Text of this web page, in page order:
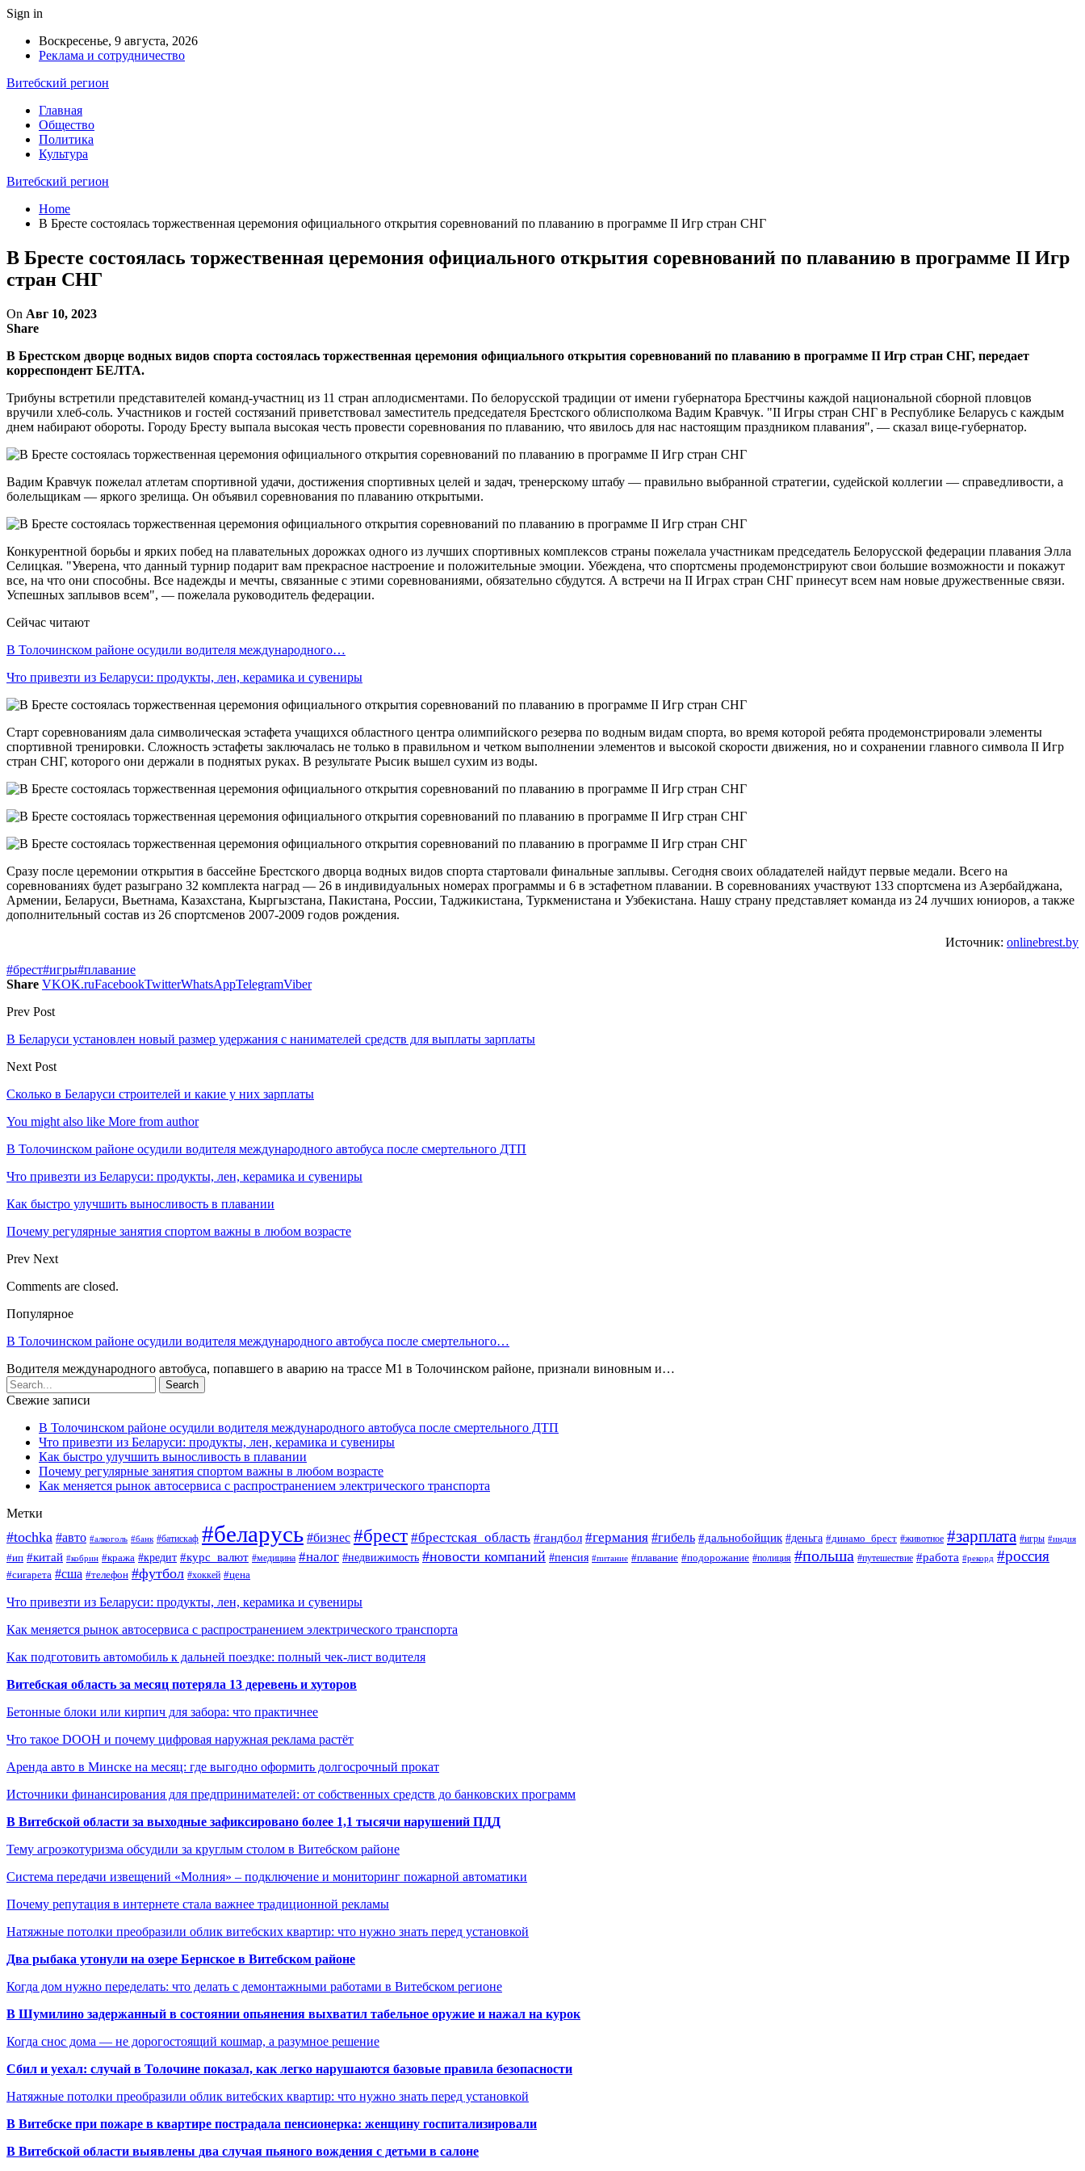
Sign in
Воскресенье, 9 августа, 2026
Реклама и сотрудничество
Витебский регион
Главная
Общество
Политика
Культура
Витебский регион
Home
В Бресте состоялась торжественная церемония официального открытия соревнований по плаванию в программе II Игр стран СНГ
В Бресте состоялась торжественная церемония официального открытия соревнований по плаванию в программе II Игр
стран СНГ
On Авг 10, 2023
Share
В Брестском дворце водных видов спорта состоялась торжественная церемония официального открытия соревнований по плаванию в программе II Игр стран СНГ, передает
корреспондент БЕЛТА.
Трибуны встретили представителей команд-участниц из 11 стран аплодисментами. По белорусской традиции от имени губернатора Брестчины каждой национальной сборной пловцов
вручили хлеб-соль. Участников и гостей состязаний приветствовал заместитель председателя Брестского облисполкома Вадим Кравчук. "II Игры стран СНГ в Республике Беларусь с каждым
днем набирают обороты. Городу Бресту выпала высокая честь провести соревнования по плаванию, что явилось для нас настоящим праздником плавания", — сказал вице-губернатор.
Вадим Кравчук пожелал атлетам спортивной удачи, достижения спортивных целей и задач, тренерскому штабу — правильно выбранной стратегии, судейской коллегии — справедливости, а
болельщикам — яркого зрелища. Он объявил соревнования по плаванию открытыми.
Конкурентной борьбы и ярких побед на плавательных дорожках одного из лучших спортивных комплексов страны пожелала участникам председатель Белорусской федерации плавания Элла
Селицкая. "Уверена, что данный турнир подарит вам прекрасное настроение и положительные эмоции. Убеждена, что спортсмены продемонстрируют свои большие возможности и покажут
все, на что они способны. Все надежды и мечты, связанные с этими соревнованиями, обязательно сбудутся. А встречи на II Играх стран СНГ принесут всем нам новые дружественные связи.
Успешных заплывов всем", — пожелала руководитель федерации.
Сейчас читают
В Толочинском районе осудили водителя международного…
Что привезти из Беларуси: продукты, лен, керамика и сувениры
Старт соревнованиям дала символическая эстафета учащихся областного центра олимпийского резерва по водным видам спорта, во время которой ребята продемонстрировали элементы
спортивной тренировки. Сложность эстафеты заключалась не только в правильном и четком выполнении элементов и высокой скорости движения, но и сохранении главного символа II Игр
стран СНГ, которого они держали в поднятых руках. В результате Рысик вышел сухим из воды.
Сразу после церемонии открытия в бассейне Брестского дворца водных видов спорта стартовали финальные заплывы. Сегодня своих обладателей найдут первые медали. Всего на
соревнованиях будет разыграно 32 комплекта наград — 26 в индивидуальных номерах программы и 6 в эстафетном плавании. В соревнованиях участвуют 133 спортсмена из Азербайджана,
Армении, Беларуси, Вьетнама, Казахстана, Кыргызстана, Пакистана, России, Таджикистана, Туркменистана и Узбекистана. Нашу страну представляет команда из 24 лучших юниоров, а также
дополнительный состав из 26 спортсменов 2007-2009 годов рождения.
Источник: onlinebrest.by
#брест#игры#плавание
Share VKOK.ruFacebookTwitterWhatsAppTelegramViber
Prev Post
В Беларуси установлен новый размер удержания с нанимателей средств для выплаты зарплаты
Next Post
Сколько в Беларуси строителей и какие у них зарплаты
You might also like More from author
В Толочинском районе осудили водителя международного автобуса после смертельного ДТП
Что привезти из Беларуси: продукты, лен, керамика и сувениры
Как быстро улучшить выносливость в плавании
Почему регулярные занятия спортом важны в любом возрасте
Prev Next
Comments are closed.
Популярное
В Толочинском районе осудили водителя международного автобуса после смертельного…
Водителя международного автобуса, попавшего в аварию на трассе М1 в Толочинском районе, признали виновным и…
Свежие записи
В Толочинском районе осудили водителя международного автобуса после смертельного ДТП
Что привезти из Беларуси: продукты, лен, керамика и сувениры
Как быстро улучшить выносливость в плавании
Почему регулярные занятия спортом важны в любом возрасте
Как меняется рынок автосервиса с распространением электрического транспорта
Метки
#tochka #авто #алкоголь #банк #батискаф #беларусь #бизнес #брест #брестская_область #гандбол #германия #гибель #дальнобойщик #деньга #динамо_брест #животное #зарплата #игры #индия
#ип #китай #кобрин #кража #кредит #курс_валют #медицина #налог #недвижимость #новости компаний #пенсия #питание #плавание #подорожание #полиция #польша #путешествие #работа #рекорд #россия
#сигарета #сша #телефон #футбол #хоккей #цена
Что привезти из Беларуси: продукты, лен, керамика и сувениры
Как меняется рынок автосервиса с распространением электрического транспорта
Как подготовить автомобиль к дальней поездке: полный чек-лист водителя
Витебская область за месяц потеряла 13 деревень и хуторов
Бетонные блоки или кирпич для забора: что практичнее
Что такое DOOH и почему цифровая наружная реклама растёт
Аренда авто в Минске на месяц: где выгодно оформить долгосрочный прокат
Источники финансирования для предпринимателей: от собственных средств до банковских программ
В Витебской области за выходные зафиксировано более 1,1 тысячи нарушений ПДД
Тему агроэкотуризма обсудили за круглым столом в Витебском районе
Система передачи извещений «Молния» – подключение и мониторинг пожарной автоматики
Почему репутация в интернете стала важнее традиционной рекламы
Натяжные потолки преобразили облик витебских квартир: что нужно знать перед установкой
Два рыбака утонули на озере Бернское в Витебском районе
Когда дом нужно переделать: что делать с демонтажными работами в Витебском регионе
В Шумилино задержанный в состоянии опьянения выхватил табельное оружие и нажал на курок
Когда снос дома — не дорогостоящий кошмар, а разумное решение
Сбил и уехал: случай в Толочине показал, как легко нарушаются базовые правила безопасности
Натяжные потолки преобразили облик витебских квартир: что нужно знать перед установкой
В Витебске при пожаре в квартире пострадала пенсионерка: женщину госпитализировали
В Витебской области выявлены два случая пьяного вождения с детьми в салоне